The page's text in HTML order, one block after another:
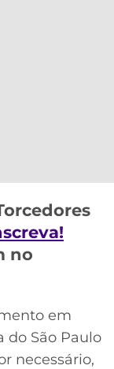
no
em
do São Paulo
necessário,